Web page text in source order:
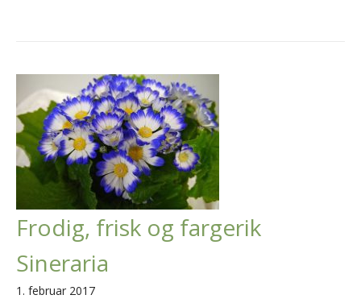
Frodig, frisk og fargerik
Sineraria
1. februar 2017